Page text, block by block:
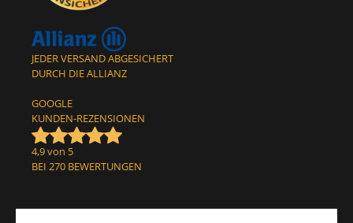
JEDER VERSAND ABGESICHERT
DURCH DIE ALLIANZ
GOOGLE
KUNDEN-REZENSIONEN
4,9 von 5
BEI 270 BEWERTUNGEN